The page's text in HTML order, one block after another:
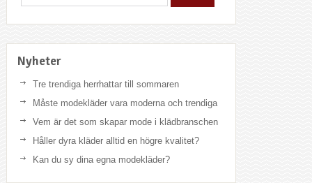
Nyheter
Tre trendiga herrhattar till sommaren
Måste modekläder vara moderna och trendiga
Vem är det som skapar mode i klädbranschen
Håller dyra kläder alltid en högre kvalitet?
Kan du sy dina egna modekläder?